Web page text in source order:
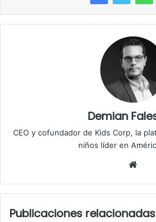
Demian
CEO y cofundador de Kids Corp, la
niños líder en
Sitio
Publicaciones relacionadas